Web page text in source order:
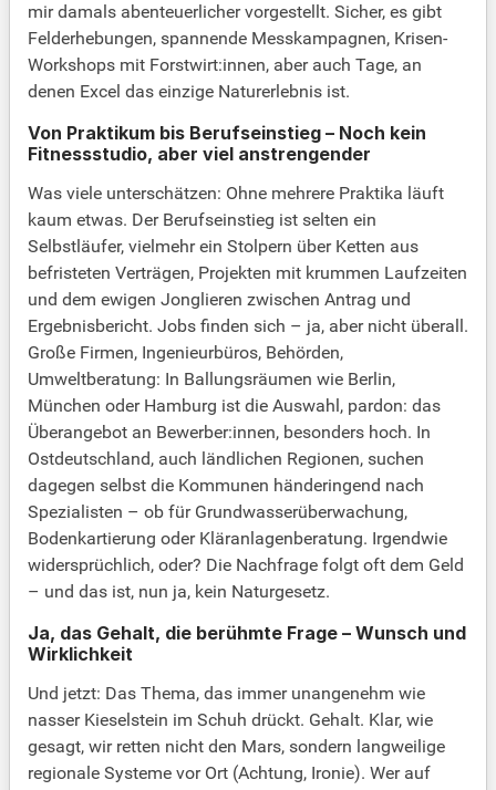
mir damals abenteuerlicher vorgestellt. Sicher, es gibt
Felderhebungen, spannende Messkampagnen, Krisen-
Workshops mit Forstwirt:innen, aber auch Tage, an
denen Excel das einzige Naturerlebnis ist.
Von Praktikum bis Berufseinstieg – Noch kein
Fitnessstudio, aber viel anstrengender
Was viele unterschätzen: Ohne mehrere Praktika läuft
kaum etwas. Der Berufseinstieg ist selten ein
Selbstläufer, vielmehr ein Stolpern über Ketten aus
befristeten Verträgen, Projekten mit krummen Laufzeiten
und dem ewigen Jonglieren zwischen Antrag und
Ergebnisbericht. Jobs finden sich – ja, aber nicht überall.
Große Firmen, Ingenieurbüros, Behörden,
Umweltberatung: In Ballungsräumen wie Berlin,
München oder Hamburg ist die Auswahl, pardon: das
Überangebot an Bewerber:innen, besonders hoch. In
Ostdeutschland, auch ländlichen Regionen, suchen
dagegen selbst die Kommunen händeringend nach
Spezialisten – ob für Grundwasserüberwachung,
Bodenkartierung oder Kläranlagenberatung. Irgendwie
widersprüchlich, oder? Die Nachfrage folgt oft dem Geld
– und das ist, nun ja, kein Naturgesetz.
Ja, das Gehalt, die berühmte Frage – Wunsch und
Wirklichkeit
Und jetzt: Das Thema, das immer unangenehm wie
nasser Kieselstein im Schuh drückt. Gehalt. Klar, wie
gesagt, wir retten nicht den Mars, sondern langweilige
regionale Systeme vor Ort (Achtung, Ironie). Wer auf